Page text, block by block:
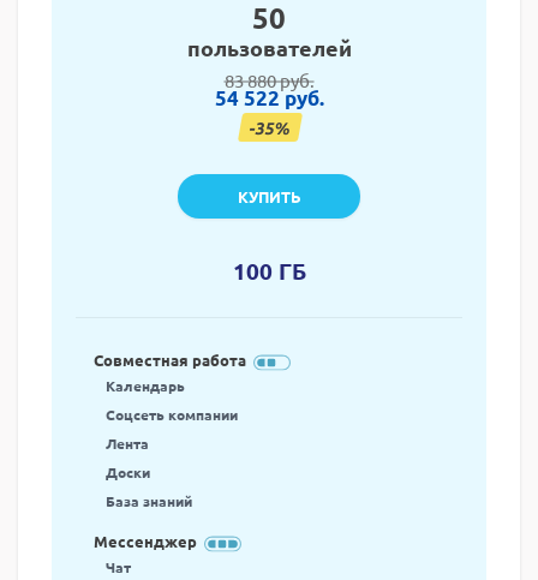
50
пользователей
83 880 руб.
54 522 руб.
-35%
КУПИТЬ
100 ГБ
Совместная работа
Календарь
Соцсеть компании
Лента
Доски
База знаний
Мессенджер
Чат